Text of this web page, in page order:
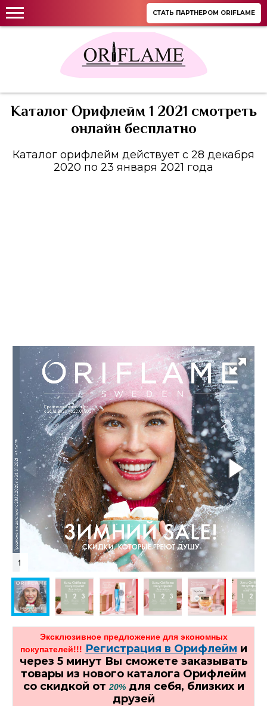
СТАТЬ ПАРТНЕРОМ ORIFLAME
Каталог Орифлейм 1 2021 смотреть
онлайн бесплатно
Каталог орифлейм действует с 28 декабря
2020 по 23 января 2021 года
1
Эксклюзивное предложение для экономных
покупателей!!! Регистрация в Орифлейм и
через 5 минут Вы сможете заказывать
товары из нового каталога Орифлейм
со скидкой от20%для себя, близких и
друзей